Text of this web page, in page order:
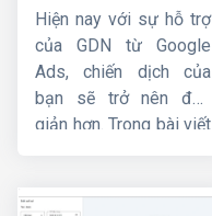
ty HIGkhám phá chi
tiết về cách thiết lập
quảng cáo trên
Google Mapsnhé.
GDN trên YouTube
mới nhất
Hiện nay với sự hỗ trợ
của GDN từ Google
Ads, chiến dịch của
bạn sẽ trở nên đơn
giản hơn. Trong bài viết
cách chạy quảng cáo